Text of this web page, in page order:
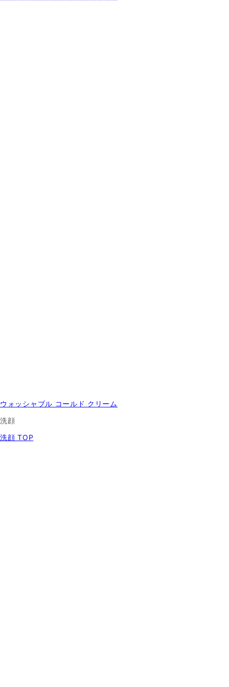
ウォッシャブル コールド クリーム
洗顔
洗顔 TOP